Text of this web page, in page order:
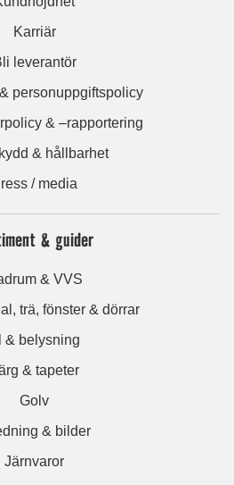
Karriär
leverantör
personuppgiftspolicy
& –rapportering
& hållbarhet
/ media
& guider
& VVS
trä, fönster & dörrar
& belysning
& tapeter
Golv
& bilder
Järnvaror